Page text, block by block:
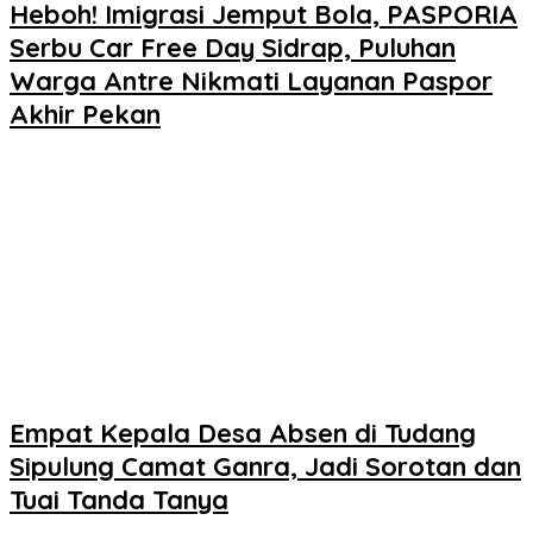
Heboh! Imigrasi Jemput Bola, PASPORIA
Serbu Car Free Day Sidrap, Puluhan
Warga Antre Nikmati Layanan Paspor
Akhir Pekan
Empat Kepala Desa Absen di Tudang
Sipulung Camat Ganra, Jadi Sorotan dan
Tuai Tanda Tanya